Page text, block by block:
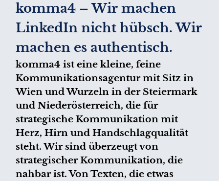
komma4 – Wir machen
LinkedIn nicht hübsch. Wir
machen es authentisch.
komma4 ist eine kleine, feine
Kommunikationsagentur mit Sitz in
Wien und Wurzeln in der Steiermark
und Niederösterreich, die für
strategische Kommunikation mit
Herz, Hirn und Handschlagqualität
steht. Wir sind überzeugt von
strategischer Kommunikation, die
nahbar ist. Von Texten, die etwas